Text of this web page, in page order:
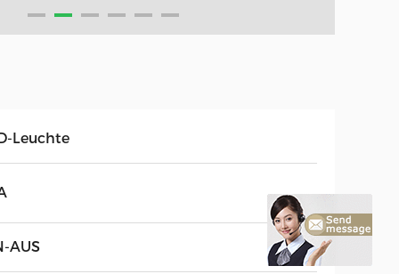
Leuchte
AUS